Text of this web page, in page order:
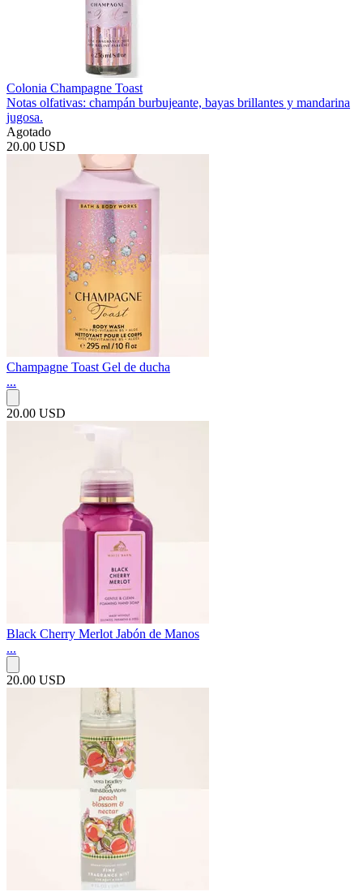
Colonia Champagne Toast
Notas olfativas: champán burbujeante, bayas brillantes y mandarina
jugosa.
Agotado
20.00 USD
Champagne Toast Gel de ducha
...
20.00 USD
Black Cherry Merlot Jabón de Manos
...
20.00 USD